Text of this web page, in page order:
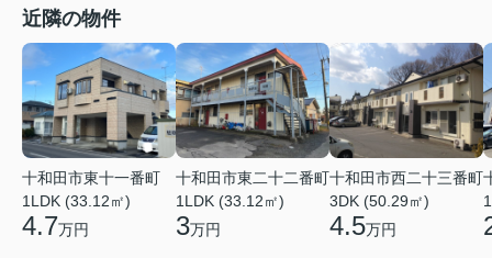
近隣の物件
十和田市東十一番町
1LDK (33.12㎡)
4.7万円
十和田市東二十二番町
1LDK (33.12㎡)
3万円
十和田市西二十三番町
3DK (50.29㎡)
4.5万円